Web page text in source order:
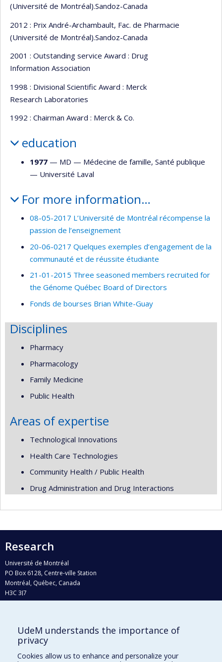
(Université de Montréal).Sandoz-Canada
2012 : Prix André-Archambault, Fac. de Pharmacie
(Université de Montréal).Sandoz-Canada
2001 : Outstanding service Award : Drug
Information Association
1998 : Divisional Scientific Award : Merck
Research Laboratories
1992 : Chairman Award : Merck & Co.
education
1977 — MD — Médecine de famille, Santé publique
— Université Laval
For more information…
08-05-2017 L’Université de Montréal récompense la
passion de l’enseignement
20-06-0217 Quelques exemples d’engagement de la
communauté et de réussite étudiante
21-01-2015 Three seasoned members recruited for
the Génome Québec Board of Directors
Fonds de bourses Brian White-Guay
Disciplines
Pharmacy
Pharmacology
Family Medicine
Public Health
Areas of expertise
Technological Innovations
Health Care Technologies
Community Health / Public Health
Drug Administration and Drug Interactions
Research
Université de Montréal
PO Box 6128, Centre-ville Station
Montréal, Québec, Canada
H3C 3J7
Who does what?
Find us
UdeM understands the importance of
privacy
Cookies allow us to enhance and personalize your